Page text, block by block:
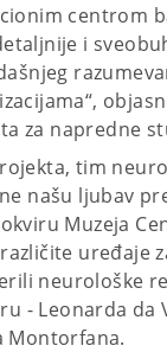
centrom
i
za napredne
tim
našu ljubav
Muzeja
uređaje
neurološke
- Leonarda da
Montorfana.